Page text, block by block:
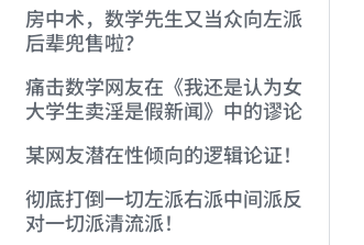
房中术，数学先生又当众向左派
后辈兜售啦？
痛击数学网友在《我还是认为女
大学生卖淫是假新闻》中的谬论
某网友潜在性倾向的逻辑论证！
彻底打倒一切左派右派中间派反
对一切派清流派！